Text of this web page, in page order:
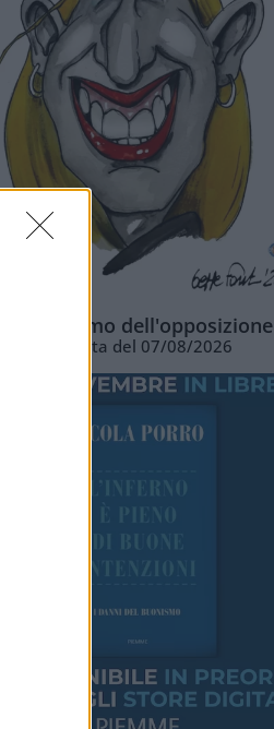
L'ottimismo dell'opposizione
Vignetta del 07/08/2026